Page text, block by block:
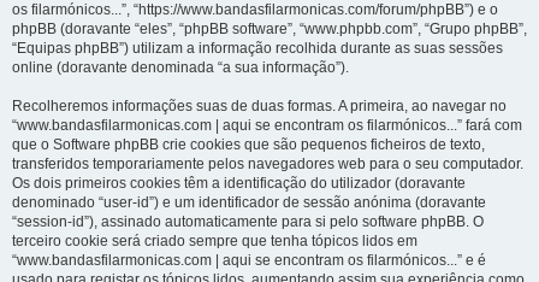
os filarmónicos...”, “https://www.bandasfilarmonicas.com/forum/phpBB”) e o
phpBB (doravante “eles”, “phpBB software”, “www.phpbb.com”, “Grupo phpBB”,
“Equipas phpBB”) utilizam a informação recolhida durante as suas sessões
online (doravante denominada “a sua informação”).
Recolheremos informações suas de duas formas. A primeira, ao navegar no
“www.bandasfilarmonicas.com | aqui se encontram os filarmónicos...” fará com
que o Software phpBB crie cookies que são pequenos ficheiros de texto,
transferidos temporariamente pelos navegadores web para o seu computador.
Os dois primeiros cookies têm a identificação do utilizador (doravante
denominado “user-id”) e um identificador de sessão anónima (doravante
“session-id”), assinado automaticamente para si pelo software phpBB. O
terceiro cookie será criado sempre que tenha tópicos lidos em
“www.bandasfilarmonicas.com | aqui se encontram os filarmónicos...” e é